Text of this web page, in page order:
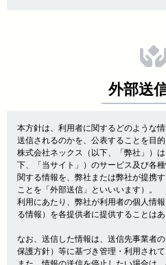
外部送
本方針は、利用者に関するどのような
送信されるのかを、公表することを目的
株式会社ネックス（以下、「弊社」）
下、「当サイト」）のサービス及び各
関する情報を、弊社または弊社が提携
ことを「外部送信」といいいます）。
利用にあたり、弊社が利用者の個人情
る情報）を各提供者に提供することはあ
なお、送信した情報は、送信先事業者
保護方針）等に基づき管理・利用されて
また、情報の送信を停止したい場合は